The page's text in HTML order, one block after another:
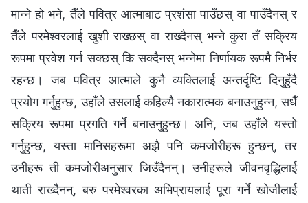
मान्‍ने हो भने, तैँले पवित्र आत्माबाट प्रशंसा पाउँछस् वा पाउँदैनस् र
तैँले परमेश्‍वरलाई खुशी राख्छस् वा राख्दैनस् भन्‍ने कुरा तँ सक्रिय
रूपमा प्रवेश गर्न सक्छस् कि सक्दैनस् भन्‍नेमा निर्णायक रूपमै निर्भर
रहन्छ। जब पवित्र आत्माले कुनै व्यक्तिलाई अन्तर्दृष्टि दिनुहुँदै
प्रयोग गर्नुहुन्छ, उहाँले उसलाई कहिल्यै नकारात्मक बनाउनुहुन्‍न, सधैँ
सक्रिय रूपमा प्रगति गर्ने बनाउनुहुन्छ। अनि, जब उहाँले यस्तो
गर्नुहुन्छ, यस्ता मानिसहरूमा अझै पनि कमजोरीहरू हुन्छन्, तर
उनीहरू ती कमजोरीअनुसार जिउँदैनन्। उनीहरूले जीवनवृद्धिलाई
थाती राख्‍दैनन्, बरु परमेश्‍वरका अभिप्रायलाई पूरा गर्ने खोजीलाई